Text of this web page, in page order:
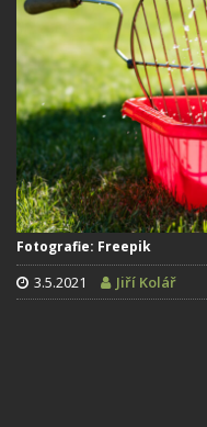
Fotografie: Freepik
3.5.2021 Jiří Kolář